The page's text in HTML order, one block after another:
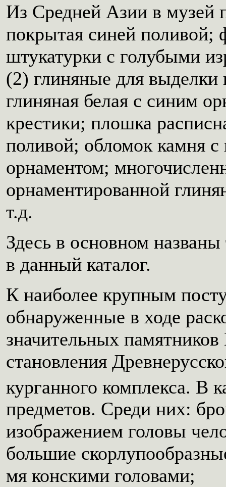
Из Средней Азии в музей
покрытая синей поливой;
штукатурки с голубыми
(2) глиняные для
глиняная белая с синим
крестики; плошка
поливой; обломок камня
орнаментом;
орнаментированной
т.д.
Здесь в основном
в данный каталог.
К наиболее крупным
обнаруженные в ходе
значительных
становления
курганного комплекса. В
предметов. Среди них:
изображением головы
большие
мя конскими головами;